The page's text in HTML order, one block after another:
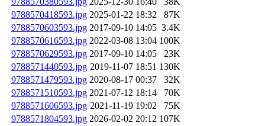
9788570418593.jpg 2025-01-22 18:32
87K
9788570603593.jpg 2017-09-10 14:05 3.4K
9788570616593.jpg 2022-03-08 13:04 100K
9788570629593.jpg 2017-09-10 14:05
23K
9788571440593.jpg 2019-11-07 18:51 130K
9788571479593.jpg 2020-08-17 00:37
32K
9788571510593.jpg 2021-07-12 18:14
70K
9788571606593.jpg 2021-11-19 19:02
75K
9788571804593.jpg 2026-02-02 20:12 107K